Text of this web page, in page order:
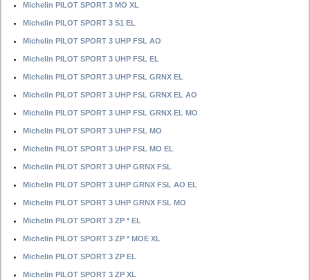
Michelin PILOT SPORT 3 MO XL
Michelin PILOT SPORT 3 S1 EL
Michelin PILOT SPORT 3 UHP FSL AO
Michelin PILOT SPORT 3 UHP FSL EL
Michelin PILOT SPORT 3 UHP FSL GRNX EL
Michelin PILOT SPORT 3 UHP FSL GRNX EL AO
Michelin PILOT SPORT 3 UHP FSL GRNX EL MO
Michelin PILOT SPORT 3 UHP FSL MO
Michelin PILOT SPORT 3 UHP FSL MO EL
Michelin PILOT SPORT 3 UHP GRNX FSL
Michelin PILOT SPORT 3 UHP GRNX FSL AO EL
Michelin PILOT SPORT 3 UHP GRNX FSL MO
Michelin PILOT SPORT 3 ZP * EL
Michelin PILOT SPORT 3 ZP * MOE XL
Michelin PILOT SPORT 3 ZP EL
Michelin PILOT SPORT 3 ZP XL